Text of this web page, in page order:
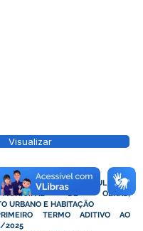
Visualizar
DE CRUZEIRO DO SUL
MUNICIPAL DE OBRAS,
URBANO E HABITAÇÃO
TERMO ADITIVO AO
2025